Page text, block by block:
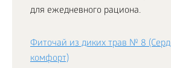
для ежедневного рациона.
Фиточай из диких трав № 8
комфорт)